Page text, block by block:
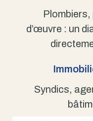
d’œuvre : un
Syndics,